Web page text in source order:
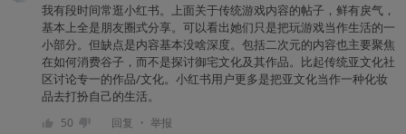
我有段时间常逛小红书。上面关于传统游戏内容的帖子，鲜有戾气，
基本上全是朋友圈式分享。可以看出她们只是把玩游戏当作生活的一
小部分。但缺点是内容基本没啥深度。包括二次元的内容也主要聚焦
在如何消费谷子，而不是探讨御宅文化及其作品。比起传统亚文化社
区讨论专一的作品/文化。小红书用户更多是把亚文化当作一种化妆
品去打扮自己的生活。
50 回复 ・ 举报